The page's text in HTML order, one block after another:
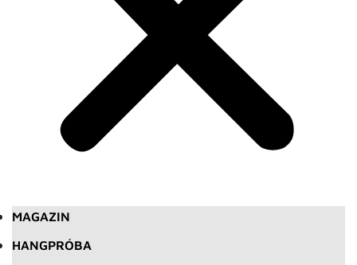
MAGAZIN
HANGPRÓBA